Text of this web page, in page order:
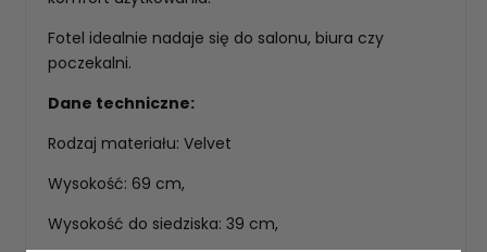
Fotel idealnie nadaje się do salonu, biura czy
poczekalni.
Dane techniczne:
Rodzaj materiału: Velvet
Wysokość: 69 cm,
Wysokość do siedziska: 39 cm,